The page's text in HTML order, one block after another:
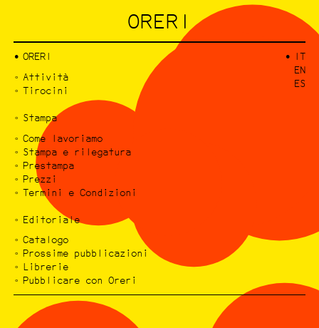
ORERI
ORERI
Attività
Tirocini
Stampa
Come lavoriamo
Stampa e rilegatura
Prestampa
Prezzi
Termini e Condizioni
Editoriale
Catalogo
Prossime pubblicazioni
Librerie
Pubblicare con Oreri
IT
EN
ES